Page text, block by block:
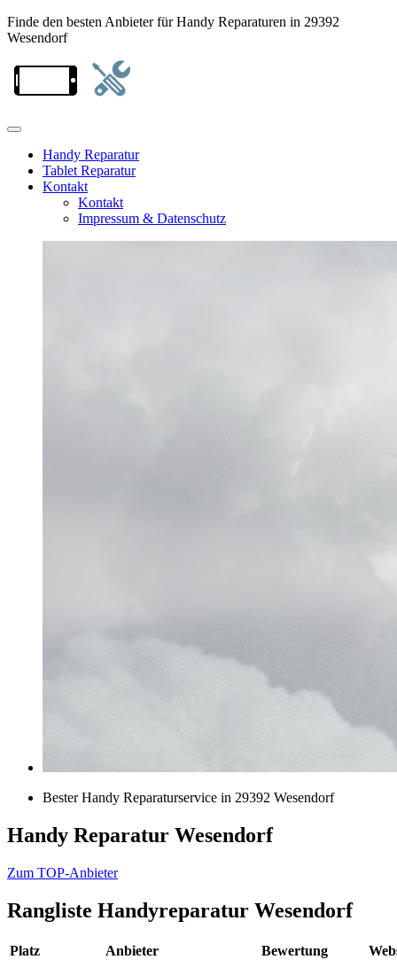
Finde den besten Anbieter für Handy Reparaturen in 29392
Wesendorf
Handy Reparatur
Tablet Reparatur
Kontakt
Kontakt
Impressum & Datenschutz
Bester Handy Reparaturservice in 29392 Wesendorf
Handy Reparatur Wesendorf
Zum TOP-Anbieter
Rangliste Handyreparatur Wesendorf
Platz Anbieter Bewertung